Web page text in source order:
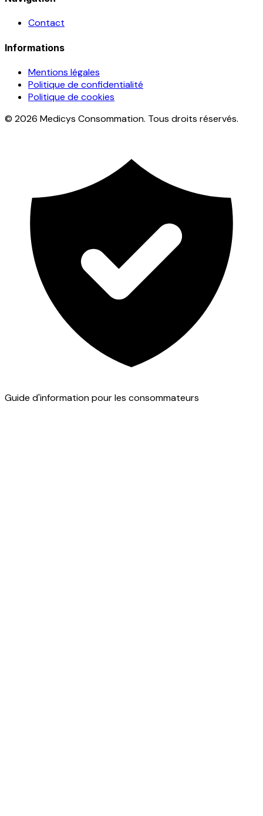
Contact
Informations
Mentions légales
Politique de confidentialité
Politique de cookies
© 2026 Medicys Consommation. Tous droits réservés.
Guide d'information pour les consommateurs